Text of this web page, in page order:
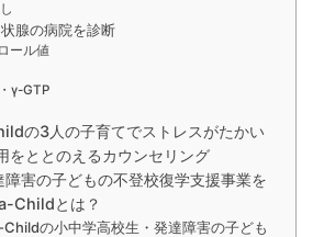
腺の病院を診断
ール値
γ-GTP
の3人の子育てでストレスがたかい
をととのえるカウンセリング
害の子どもの不登校復学支援事業を
Childとは？
の小中学高校生・発達障害の子ども